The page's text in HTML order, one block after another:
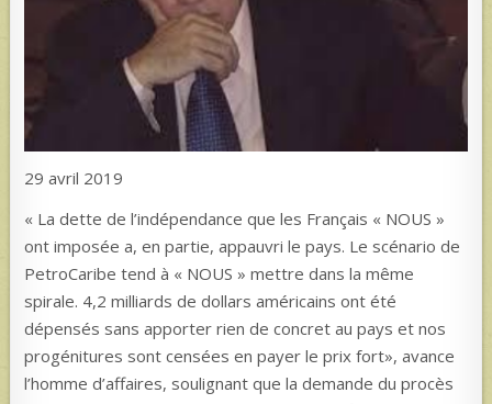
29 avril 2019
« La dette de l’indépendance que les Français « NOUS »
ont imposée a, en partie, appauvri le pays. Le scénario de
PetroCaribe tend à « NOUS » mettre dans la même
spirale. 4,2 milliards de dollars américains ont été
dépensés sans apporter rien de concret au pays et nos
progénitures sont censées en payer le prix fort», avance
l’homme d’affaires, soulignant que la demande du procès